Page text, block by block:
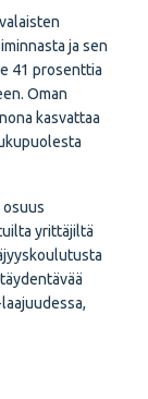
ja sen
41 prosenttia
Oman
kasvattaa
yrittäjiltä